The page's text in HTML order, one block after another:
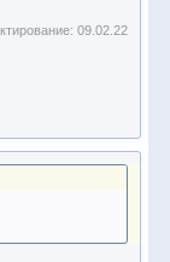
09.02.22